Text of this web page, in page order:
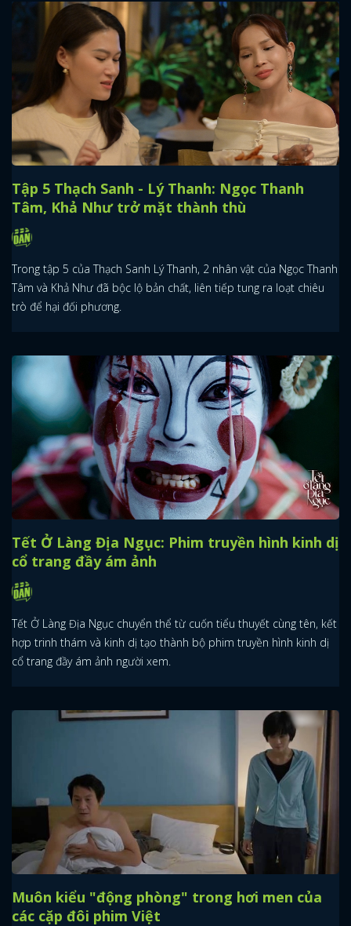
Tập 5 Thạch Sanh - Lý Thanh: Ngọc Thanh
Tâm, Khả Như trở mặt thành thù
Trong tập 5 của Thạch Sanh Lý Thanh, 2 nhân vật của Ngọc Thanh
Tâm và Khả Như đã bộc lộ bản chất, liên tiếp tung ra loạt chiêu
trò để hại đối phương.
Tết Ở Làng Địa Ngục: Phim truyền hình kinh dị
cổ trang đầy ám ảnh
Tết Ở Làng Địa Ngục chuyển thể từ cuốn tiểu thuyết cùng tên, kết
hợp trinh thám và kinh dị tạo thành bộ phim truyền hình kinh dị
cổ trang đầy ám ảnh người xem.
Muôn kiểu "động phòng" trong hơi men của
các cặp đôi phim Việt